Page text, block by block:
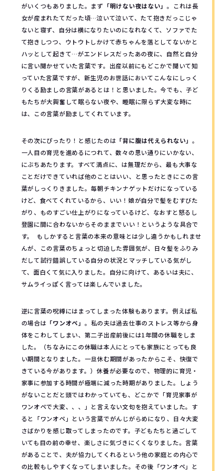
がいくつもありました。まず 「明けない夜はない」。これは長
女が産まれたてだった頃…泣いて泣いて、たて抱きだっこじゃ
ないと寝ず、自分は横になりたいのになれなくて、ソファでた
て抱きしつつ、ウトウトしかけて赤ちゃんを落としてないかと
ハッとして起きて…がエンドレスだったあの夜に、自然と自分
に言い聞かせていた言葉です。出産以前にもどこかで聞いて知
っていた言葉ですが、新生児のお世話においてこんなにしっく
りくる励ましの言葉があるとは！と思いました。今でも、子ど
もたちが大興奮して眠らない夜や、睡眠に限らず大変な時に
は、この言葉が励ましてくれています。
その次にぴったり！と感じたのは 「背に腹は代えられない」。
一人目の育児を進めるにつれて、数々の思い通りにいかない、
にぶちあたります。すべて満点に、は無理だから、最も大事な
ことだけできていれば他のことはいい、と思ったときにこの言
葉がしっくりきました。毎朝チキンナゲットだけになっている
けど、食べてくれているから、いい！娘が自分で髪をむすびた
がり、ものすごい仕上がりになっているけど、なおすと怒るし
登園に間に合わないからそのままでいい！というような具合で
す。
もしかすると言葉の本来の意味とは少し違うかもしれませ
んが、この言葉のちょっと切迫した雰囲気が、日々髪をふりみ
だして試行錯誤している自分の状況とマッチしている気がし
て、面白くて気に入りました。自分に向けて、あるいは夫に、
サムライっぽく言っては楽しんでいました。
逆に言葉の呪縛にはまってしまった体験もあります。例えば私
の場合は 「ワンオペ」 。私の夫は過去仕事のストレス等から身
体をこわしてしまい、第二子出産前後には1年間の休職をしま
した。（ちなみにこの休職は本人にとっても家族にとっても良
い期間となりました。一旦休む期間があったからこそ、快復で
きている今があります。）休養が必要なので、物理的に育児・
家事に参加する時間が極端に減った時期がありました。しょう
がないことだと頭ではわかっていても、どこかで「育児家事が
ワンオペで大変、、、」と言えない文句を抱えていました。す
ると「ワンオペ」という言葉でがんじがらめになり、日々大変
さばかりを感じ取ってしまったのです。子どもたちと過ごして
いても目の前の幸せ、楽しさに気づきにくくなりました。言葉
があることで、夫が協力してくれるという他の家庭との内心で
の比較もしやすくなってしまいました。その後「ワンオペ」と